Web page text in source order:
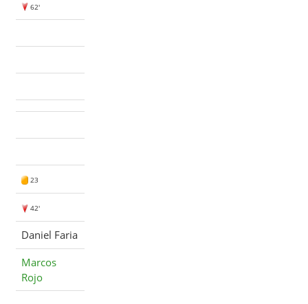
62'
23
42'
Daniel Faria
Marcos
Rojo